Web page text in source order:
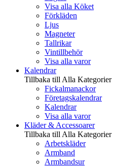
Visa alla Köket
Förkläden
Ljus
Magneter
Tallrikar
Vintillbehör
Visa alla varor
Kalendrar
Tillbaka till Alla Kategorier
Fickalmanackor
Företagskalendrar
Kalendrar
Visa alla varor
Kläder & Accessoarer
Tillbaka till Alla Kategorier
Arbetskläder
Armband
Armbandsur